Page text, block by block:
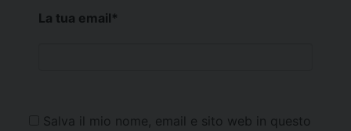
La tua email*
Salva il mio nome, email e sito web in questo